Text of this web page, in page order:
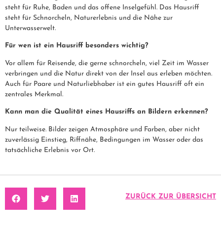
steht für Ruhe, Baden und das offene Inselgefühl. Das Hausriff
steht für Schnorcheln, Naturerlebnis und die Nähe zur
Unterwasserwelt.
Für wen ist ein Hausriff besonders wichtig?
Vor allem für Reisende, die gerne schnorcheln, viel Zeit im Wasser
verbringen und die Natur direkt von der Insel aus erleben möchten.
Auch für Paare und Naturliebhaber ist ein gutes Hausriff oft ein
zentrales Merkmal.
Kann man die Qualität eines Hausriffs an Bildern erkennen?
Nur teilweise. Bilder zeigen Atmosphäre und Farben, aber nicht
zuverlässig Einstieg, Riffnähe, Bedingungen im Wasser oder das
tatsächliche Erlebnis vor Ort.
ZURÜCK ZUR ÜBERSICHT